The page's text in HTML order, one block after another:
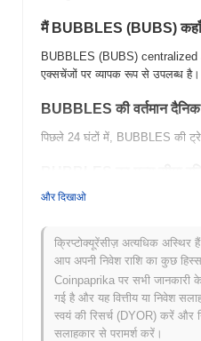
मैं BUBBLES (BUBS)
BUBBLES (BUBS) centralized
एक्सचेंजों पर व्यापक रूप से उपलब्ध है।
BUBBLES की वर्तमान दैनिक
पिछले 24 घंटों में, BUBBLES की
सर्वकालिक उच्च (ATH):
BUBBLES वर्तमान में अपने ATH से
व्यापक क्रिप्टो बाजार की
रहा है?
पिछले 7 दिनों में, BUBBLES ने
और दिखाओ
क्रिप्टोक्यूरेंसीज़ अत्यधिक अस्थिर
आप अपनी निवेश राशि का कुछ
Coinpaprika पर सभी जानकारी
गई है और यह वित्तीय या निवेश
स्वयं की रिसर्च (DYOR) करें और
सलाहकार से परामर्श करें।